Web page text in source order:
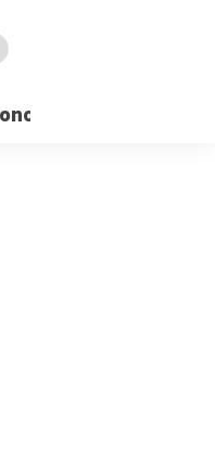
Stres dan Dukungan